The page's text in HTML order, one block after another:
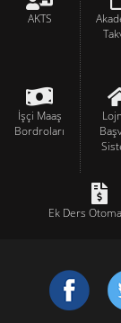
AKTS
İşçi Maaş
Bordroları
Ek Ders